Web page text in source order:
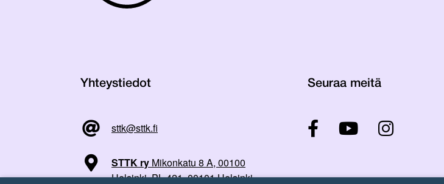
Yhteystiedot
sttk@sttk.fi
STTK ry Mikonkatu 8 A, 00100
Helsinki, PL 421, 00101 Helsinki
Seuraa meitä